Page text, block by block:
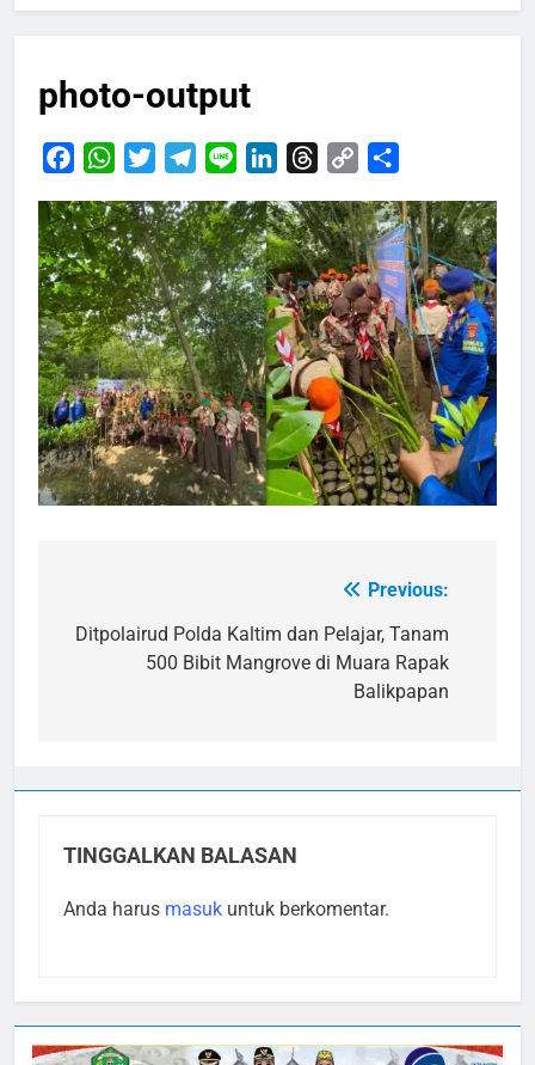
photo-output
FacebookWhatsApp
TwitterTelegram
Line LinkedInThreads
Copy
pos
Previous:
Ditpolairud Polda Kaltim dan Pelajar, Tanam
500 Bibit Mangrove di Muara Rapak
Balikpapan
TINGGALKAN BALASAN
Anda harus masuk untuk berkomentar.